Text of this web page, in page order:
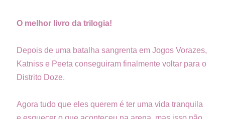
O melhor livro da trilogia!
Depois de uma batalha sangrenta em Jogos Vorazes,
Katniss e Peeta conseguiram finalmente voltar para o
Distrito Doze.
Agora tudo que eles querem é ter uma vida tranquila